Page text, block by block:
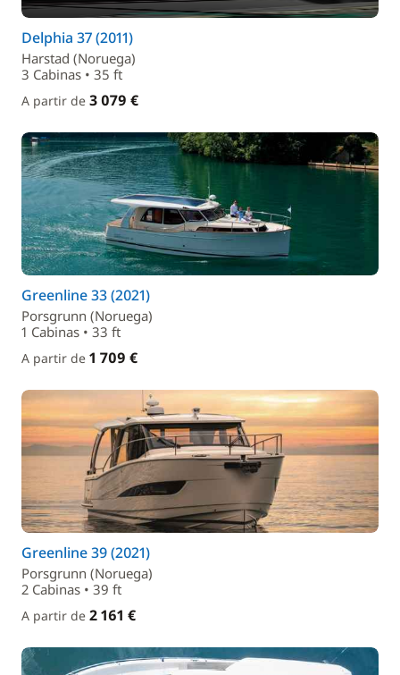
Delphia 37 (2011)
Harstad (Noruega)
3 Cabinas • 35 ft
A partir de 3 079 €
Greenline 33 (2021)
Porsgrunn (Noruega)
1 Cabinas • 33 ft
A partir de 1 709 €
Greenline 39 (2021)
Porsgrunn (Noruega)
2 Cabinas • 39 ft
A partir de 2 161 €